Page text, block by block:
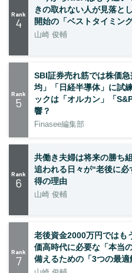
Rank
4
きの取れない人が見落と
開始の「ベストタイミング
山崎 俊輔
Rank
5
SBI証券売れ筋では株価
均」「日経半導体」に試
ックは「オルカン」「
響？
Finasee編集部
Rank
6
共働き夫婦は将来の勝ち
追われる日々が“老後に必
得の理由
山崎 俊輔
Rank
7
老後資金2000万円では
価高時代に必要な「本当
備えるための「3つの最適